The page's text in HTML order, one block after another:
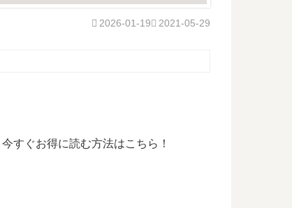
2021-05-29
2026-01-19
すぐお得に読む方法はこちら！